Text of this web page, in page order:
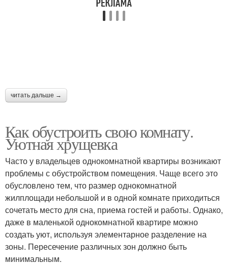
читать дальше →
Как обустроить свою комнату.
Уютная хрущевка
Часто у владельцев однокомнатной квартиры возникают
проблемы с обустройством помещения. Чаще всего это
обусловлено тем, что размер однокомнатной
жилплощади небольшой и в одной комнате приходиться
сочетать место для сна, приема гостей и работы. Однако,
даже в маленькой однокомнатной квартире можно
создать уют, используя элементарное разделение на
зоны. Пересечение различных зон должно быть
минимальным.